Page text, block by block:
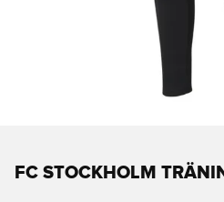
FC STOCKHOLM